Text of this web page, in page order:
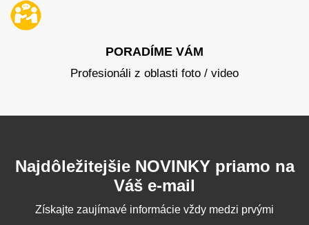
PORADÍME VÁM
Profesionáli z oblasti foto / video
Najdôležitejšie NOVINKY priamo na
Váš e-mail
Získajte zaujímavé informácie vždy medzi prvými